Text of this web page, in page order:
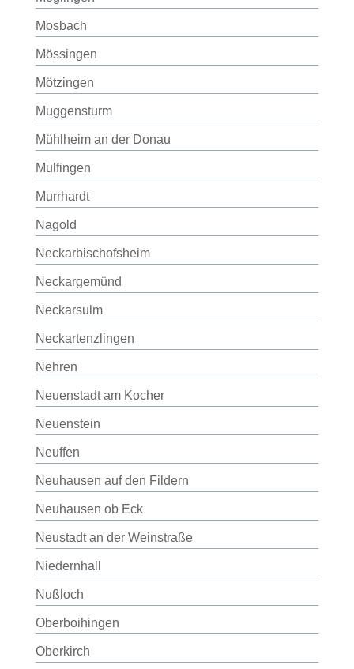
Mosbach
Mössingen
Mötzingen
Muggensturm
Mühlheim an der Donau
Mulfingen
Murrhardt
Nagold
Neckarbischofsheim
Neckargemünd
Neckarsulm
Neckartenzlingen
Nehren
Neuenstadt am Kocher
Neuenstein
Neuffen
Neuhausen auf den Fildern
Neuhausen ob Eck
Neustadt an der Weinstraße
Niedernhall
Nußloch
Oberboihingen
Oberkirch